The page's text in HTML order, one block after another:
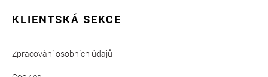
KLIENTSKÁ SEKCE
Zpracování osobních údajů